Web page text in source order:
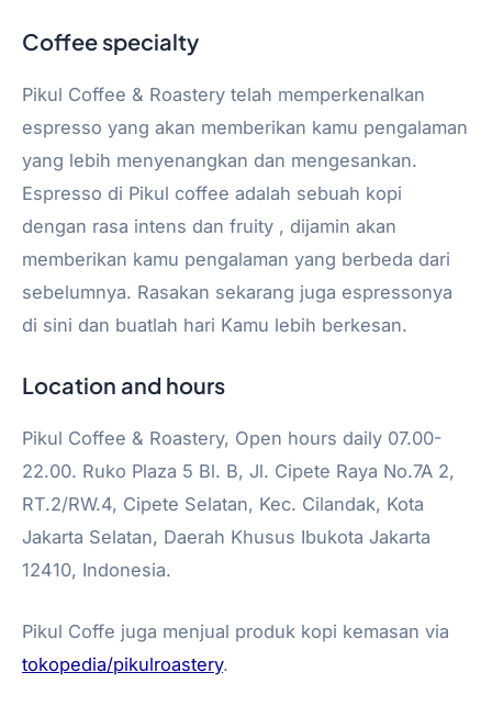
Coffee specialty
Pikul Coffee & Roastery telah memperkenalkan
espresso yang akan memberikan kamu pengalaman
yang lebih menyenangkan dan mengesankan.
Espresso di Pikul coffee adalah sebuah kopi
dengan rasa intens dan fruity , dijamin akan
memberikan kamu pengalaman yang berbeda dari
sebelumnya. Rasakan sekarang juga espressonya
di sini dan buatlah hari Kamu lebih berkesan.
Location and hours
Pikul Coffee & Roastery, Open hours daily 07.00-
22.00. Ruko Plaza 5 Bl. B, Jl. Cipete Raya No.7A 2,
RT.2/RW.4, Cipete Selatan, Kec. Cilandak, Kota
Jakarta Selatan, Daerah Khusus Ibukota Jakarta
12410, Indonesia.
Pikul Coffe juga menjual produk kopi kemasan via
tokopedia/pikulroastery.